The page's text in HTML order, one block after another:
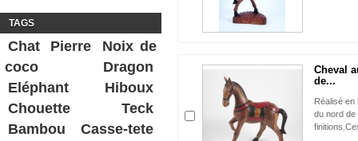
TAGS
Chat Pierre
Noix de
coco
Dragon
Eléphant
Hiboux
Chouette
Teck
Bambou
Casse-tete
Cheval
de...
Réalisé
du nord de